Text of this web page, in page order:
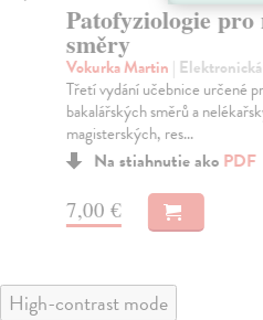
Patofyziologie pro
směry
Vokurka Martin |
Třetí vydání učebnice určené
bakalářských směrů a
magisterských, res...
Na stiahnutie ako PDF
7,00 €
High-contrast mode